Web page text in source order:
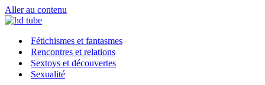
Aller au contenu
Fétichismes et fantasmes
Rencontres et relations
Sextoys et découvertes
Sexualité